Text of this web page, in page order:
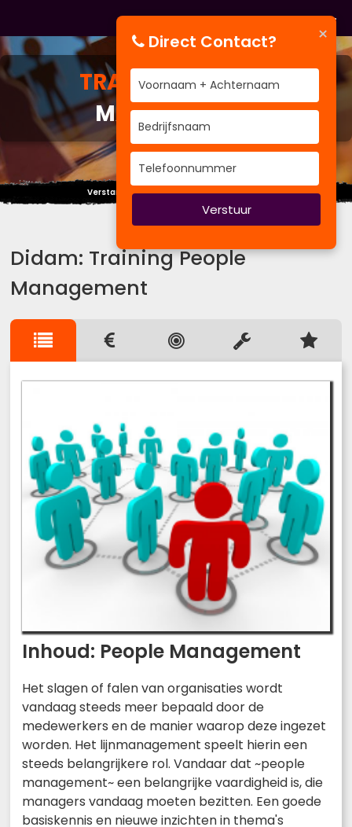
TRAININGPEOPLE
MANAGEMENT
Verstandige mensen spreken uit ervaring.
Didam: Training People
Management
Inhoud: People Management
Het slagen of falen van organisaties wordt
vandaag steeds meer bepaald door de
medewerkers en de manier waarop deze ingezet
worden. Het lijnmanagement speelt hierin een
steeds belangrijkere rol. Vandaar dat ~people
management~ een belangrijke vaardigheid is, die
managers vandaag moeten bezitten. Een goede
basiskennis en nieuwe inzichten in thema's
×
Direct Contact?
Verstuur